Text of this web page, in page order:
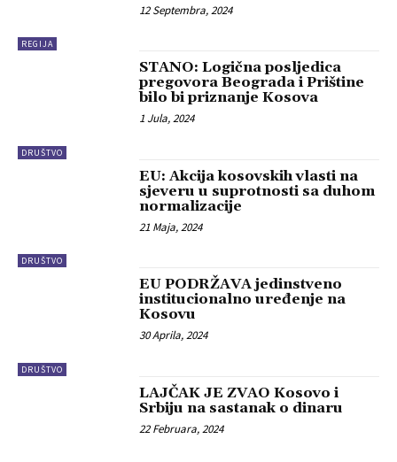
REGIJA
12 Septembra, 2024
DRUŠTVO
STANO: Logična posljedica
pregovora Beograda i Prištine
bilo bi priznanje Kosova
1 Jula, 2024
DRUŠTVO
EU: Akcija kosovskih vlasti na
sjeveru u suprotnosti sa duhom
normalizacije
21 Maja, 2024
DRUŠTVO
EU PODRŽAVA jedinstveno
institucionalno uređenje na
Kosovu
30 Aprila, 2024
LAJČAK JE ZVAO Kosovo i
Srbiju na sastanak o dinaru
22 Februara, 2024